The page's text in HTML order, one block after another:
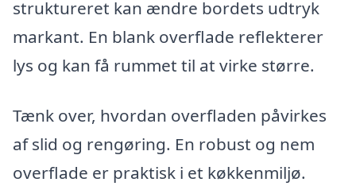
struktureret kan ændre bordets udtryk
markant. En blank overflade reflekterer
lys og kan få rummet til at virke større.
Tænk over, hvordan overfladen påvirkes
af slid og rengøring. En robust og nem
overflade er praktisk i et køkkenmiljø.